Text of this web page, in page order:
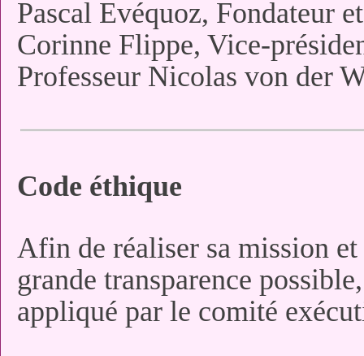
Pascal Evéquoz, Fondateur
Corinne Flippe, Vice-
Professeur Nicolas von der
Code éthique
Afin de réaliser sa mission
grande transparence
appliqué par le comité